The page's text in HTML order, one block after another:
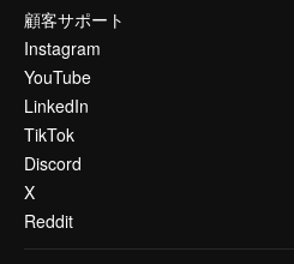
顧客サポート
Instagram
YouTube
LinkedIn
TikTok
Discord
X
Reddit